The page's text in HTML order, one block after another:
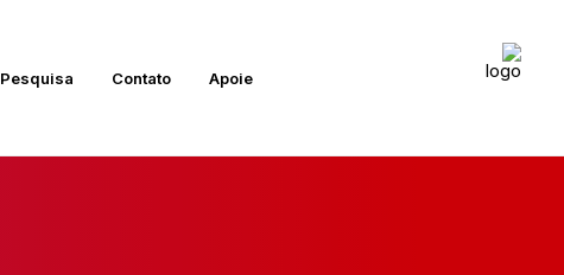
Pesquisa Contato Apoie